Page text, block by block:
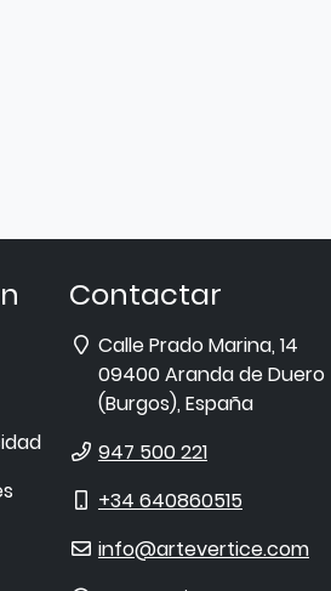
Contactar
Dirección
Calle Prado Marina, 14
09400Aranda de Duero
(Burgos), España
Teléfono
947 500 221
Móvil
+34 640860515
E-
info@artevertice.com